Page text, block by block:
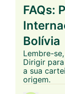
FAQs:
Bolívia
Lembre-
Dirigir
a sua
origem.